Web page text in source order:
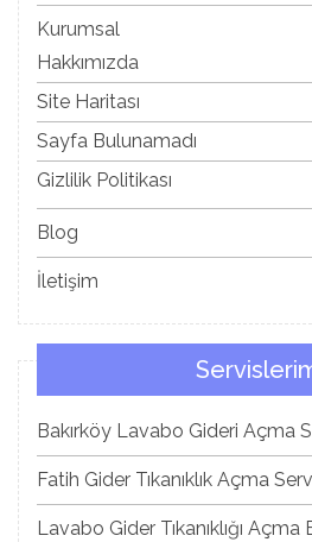
Kurumsal
Hakkımızda
Site Haritası
Sayfa Bulunamadı
Gizlilik Politikası
Blog
İletişim
Bakırköy Lavabo Gideri Açma
Fatih Gider Tıkanıklık Açma
Lavabo Gider Tıkanıklığı Açma